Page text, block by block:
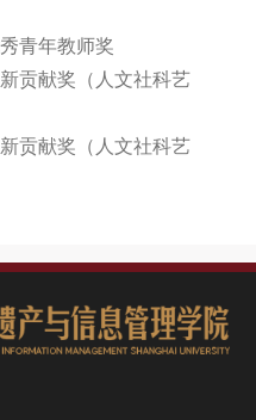
青年教师奖
贡献奖（人文社科艺
贡献奖（人文社科艺